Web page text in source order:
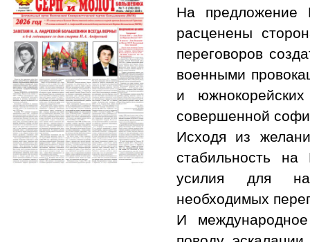
На предложение
расценены
переговоров
военными
и
совершенной
Исходя из
стабильность
усилия для
необходимых
И